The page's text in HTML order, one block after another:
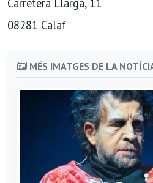
Carretera Llarga, 11
08281 Calaf
MÉS IMATGES DE LA